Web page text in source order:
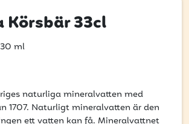
och vara den första
kring kampanjer?
nedan för att ta del av våra
Körsbär 33cl
ml
naturliga mineralvatten med
1707. Naturligt mineralvatten är den
ett vatten kan få. Mineralvattnet